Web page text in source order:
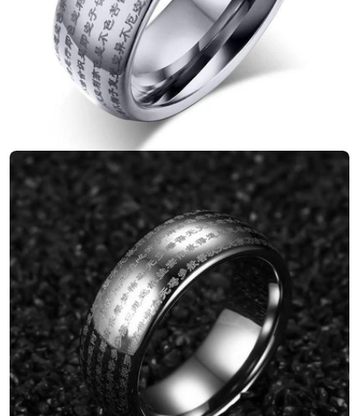
Ouvrir le média 1 en mode modal